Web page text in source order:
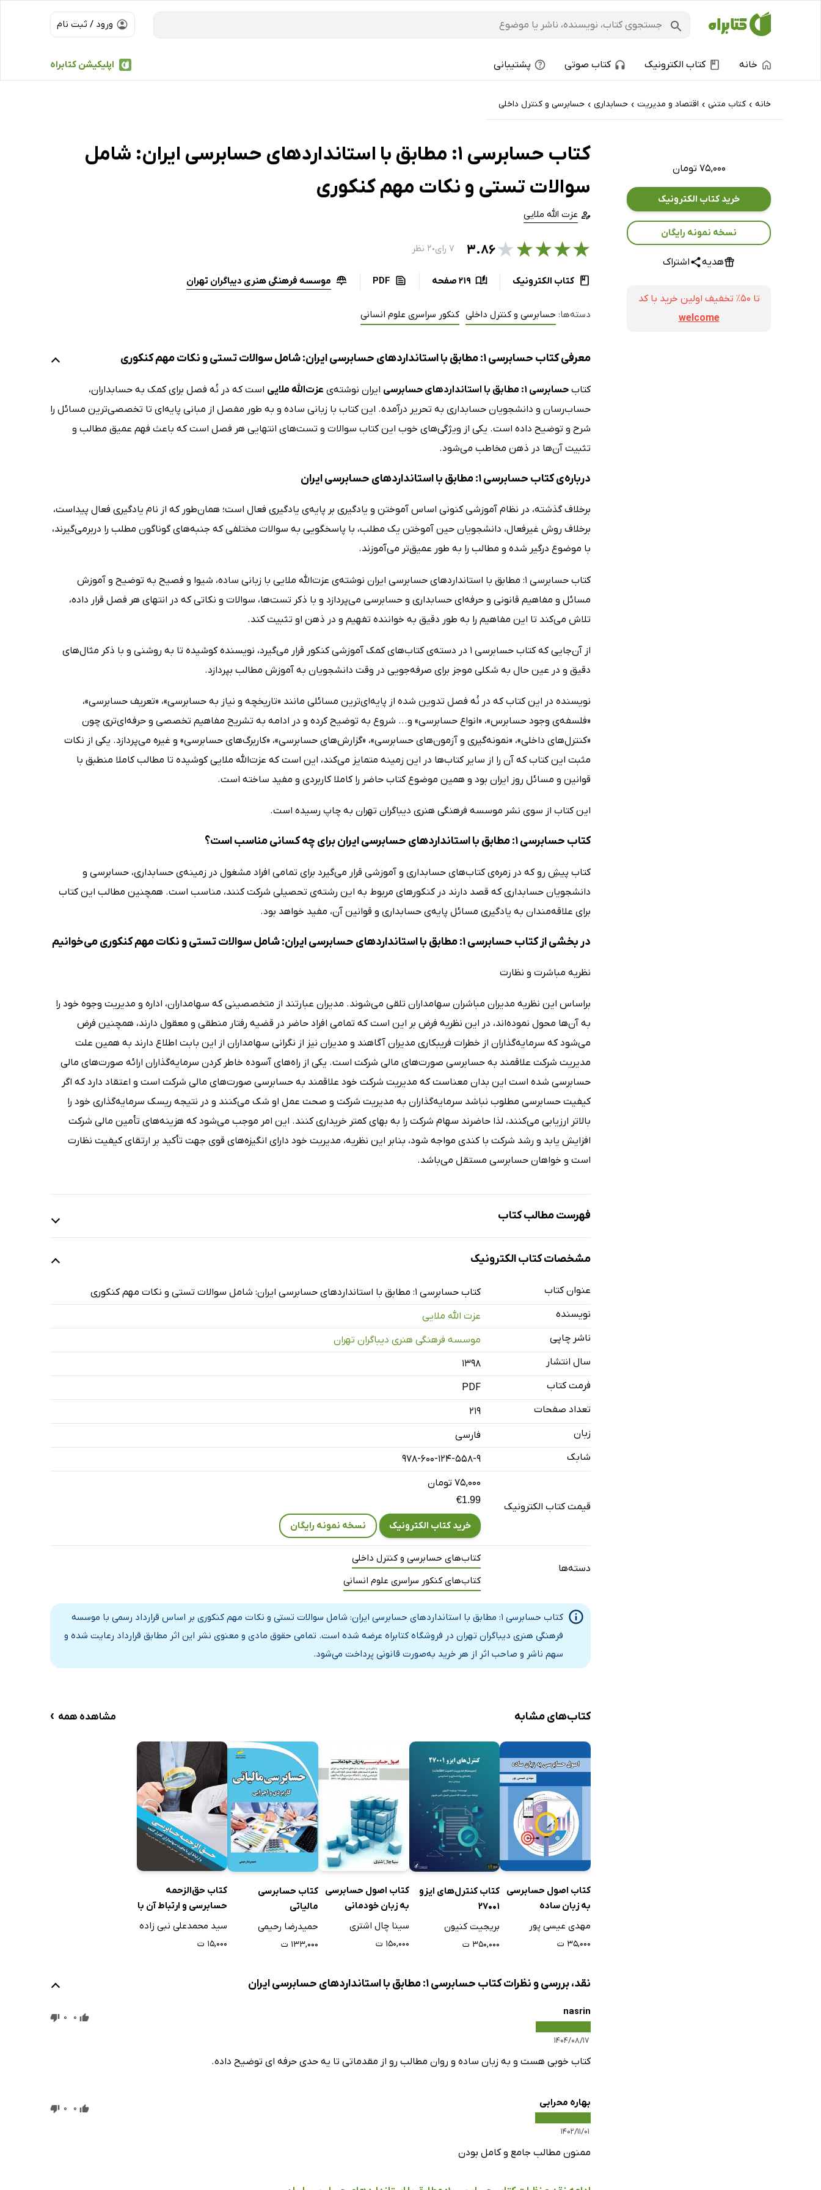
ورود / ثبت نام
اپلیکیشن کتابراه خانه کتاب الکترونیک کتاب صوتی پشتیبانی
خانه › کتاب‌ متنی › اقتصاد و مدیریت › حسابداری › حسابرسی و کنترل داخلی
۷۵,۰۰۰ تومان
خرید کتاب الکترونیک
نسخه نمونه رایگان
هدیه اشتراک
تا ۵۰٪ تخفیف اولین خرید با کد
welcome
کتاب حسابرسی 1: مطابق با استانداردهای حسابرسی ایران: شامل
سوالات تستی و نکات مهم کنکوری
عزت الله ملایی
★
★
★
★
★۳.۸۶ ۷ رای ● ۲ نظر
کتاب الکترونیک 219 صفحه PDF موسسه فرهنگی هنری دیباگران تهران
دسته‌ها: حسابرسی و کنترل داخلی کنکور سراسری علوم انسانی
معرفی کتاب حسابرسی 1: مطابق با استانداردهای حسابرسی ایران: شامل سوالات تستی و نکات مهم کنکوری
کتاب حسابرسی 1: مطابق با استانداردهای حسابرسی ایران نوشته‌ی عزت‌الله ملایی است که در نُه فصل برای کمک به حسابداران،
حساب‌رسان و دانشجویان حسابداری به تحریر درآمده. این کتاب با زبانی ساده و به طور مفصل از مبانی پایه‌ای تا تخصصی‌ترین مسائل را
شرح و توضیح داده است. یکی از ویژگی‌های خوب این کتاب سوالات و تست‌های انتهایی هر فصل است که باعث فهم عمیق‌ مطالب و
تثبیت آن‌ها در ذهن مخاطب می‌شود.
درباره‌ی کتاب حسابرسی 1: مطابق با استانداردهای حسابرسی ایران
برخلاف گذشته، در نظام آموزشی کنونی اساس آموختن و یادگیری بر پایه‌ی یادگیری فعال است؛ همان‌طور که از نام یادگیری فعال پیداست،
برخلاف روش غیرفعال، دانشجویان حین آموختن یک مطلب، با پاسخگویی به سوالات مختلفی که جنبه‌های گوناگون مطلب را دربرمی‌گیرند،
با موضوع درگیر شده و مطالب را به طور عمیق‌تر می‌آموزند.
کتاب حسابرسی 1: مطابق با استانداردهای حسابرسی ایران نوشته‌ی عزت‌الله ملایی با زبانی ساده، شیوا و فصیح به توضیح و آموزش
مسائل و مفاهیم قانونی و حرفه‌ای حسابداری و حسابرسی می‌پردازد و با ذکر تست‌ها، سوالات و نکاتی که در انتهای هر فصل قرار داده،
تلاش می‌کند تا این مفاهیم را به طور دقیق به خواننده تفهیم و در ذهن او تثبیت کند.
از آن‌جایی که کتاب حسابرسی 1 در دسته‌ی کتاب‌های کمک آموزشی کنکور قرار می‌گیرد، نویسنده کوشیده تا به روشنی و با ذکر مثال‌های
دقیق و در عین حال به شکلی موجز برای صرفه‌جویی در وقت دانشجویان به آموزش مطالب بپردازد.
نویسنده در این کتاب که در نُه فصل تدوین شده از پایه‌ای‌ترین مسائلی مانند «تاریخچه و نیاز به حسابرسی»، «تعریف حسابرسی»،
«فلسفه‌ی وجود حسابرس»، «انواع حسابرسی» و... شروع به توضیح کرده و در ادامه به تشریح مفاهیم تخصصی و حرفه‌ای‌تری چون
«کنترل‌های داخلی»، «نمونه‌گیری و آزمون‌های حسابرسی»، «گزارش‌های حسابرسی»، «کاربرگ‌های حسابرسی» و غیره می‌پردازد. یکی از نکات
مثبت این کتاب که آن را از سایر کتاب‌ها در این زمینه متمایز می‌کند، این است که عزت‌الله ملایی کوشیده تا مطالب کاملا منطبق با
قوانین و مسائل روز ایران بود و همین موضوع کتاب حاضر را کاملا کاربردی و مفید ساخته است.
این کتاب از سوی نشر موسسه فرهنگی هنری دیباگران تهران به چاپ رسیده است.
کتاب حسابرسی 1: مطابق با استانداردهای حسابرسی ایران برای چه کسانی مناسب است؟
کتاب پیشِ رو که در زمره‌ی کتاب‌های حسابداری و آموزشی قرار می‌گیرد برای تمامی افراد مشغول در زمینه‌ی حسابداری، حسابرسی و
دانشجویان حسابداری که قصد دارند در کنکورهای مربوط به این رشته‌ی تحصیلی شرکت کنند، مناسب است. همچنین مطالب این کتاب
برای علاقه‌مندان به یادگیری مسائل پایه‌ی حسابداری و قوانین آن، مفید خواهد بود.
در بخشی از کتاب حسابرسی 1: مطابق با استانداردهای حسابرسی ایران: شامل سوالات تستی و نکات مهم کنکوری می‌خوانیم
نظریه مباشرت و نظارت
براساس این نظریه مدیران مباشران سهامداران تلقی می‌شوند. مدیران عبارتند از متخصصینی که سهامداران، اداره و مدیریت وجوه خود را
به آن‌ها محول نموده‌اند، در این نظریه فرض بر این است که تمامی افراد حاضر در قضیه رفتار منطقی و معقول دارند، همچنین فرض
می‌شود که سرمایه‌گذاران از خطرات فریبکاری مدیران آگاهند و مدیران نیز از نگرانی سهامداران از این بابت اطلاع دارند به همین علت
مدیریت شرکت علاقمند به حسابرسی صورت‌های مالی شرکت است. یکی از راه‌های آسوده خاطر کردن سرمایه‌گذاران ارائه صورت‌های مالی
حسابرسی شده است این بدان معناست که مدیریت شرکت خود علاقمند به حسابرسی صورت‌های مالی شرکت است و اعتقاد دارد که اگر
کیفیت حسابرسی مطلوب نباشد سرمایه‌گذاران به مدیریت شرکت و صحت عمل او شک می‌کنند و در نتیجه ریسک سرمایه‌گذاری خود را
بالاتر ارزیابی می‌کنند، لذا حاضرند سهام شرکت را به بهای کمتر خریداری کنند. این امر موجب می‌شود که هزینه‌های تأمین مالی شرکت
افزایش یابد و رشد شرکت با کندی مواجه شود، بنابر این نظریه، مدیریت خود دارای انگیزه‌های قوی جهت تأکید بر ارتقای کیفیت نظارت
است و خواهان حسابرسی مستقل می‌باشد.
فهرست مطالب کتاب
فصل دوم: آیین رفتار حرفه‌ای
فصل سوم: حرفه حسابرس مستقل و مسئولیت قانونی حسابرسان
فصل ششم: کاربرگ‌های حسابرسی
فصل هفتم: نمونه‌گیری و آزمون حسابرسی
فصل هشتم: گزارش حسابرسی
فصل نهم: حسابرسی عملیاتی
منابع ماخذ
مشخصات کتاب الکترونیک
عنوان کتاب
کتاب حسابرسی 1: مطابق با استانداردهای حسابرسی ایران: شامل سوالات تستی و نکات مهم کنکوری
نویسنده
عزت الله ملایی
ناشر چاپی
موسسه فرهنگی هنری دیباگران تهران
سال انتشار
۱۳۹۸
فرمت کتاب
PDF
تعداد صفحات
219
زبان
فارسی
شابک
978-600-124-558-9
قیمت کتاب الکترونیک
۷۵,۰۰۰ تومان
€1.99
خرید کتاب الکترونیک نسخه نمونه رایگان
دسته‌ها
کتاب‌های حسابرسی و کنترل داخلی
کتاب‌های کنکور سراسری علوم انسانی
کتاب حسابرسی 1: مطابق با استانداردهای حسابرسی ایران: شامل سوالات تستی و نکات مهم کنکوری بر اساس قرارداد رسمی با موسسه
فرهنگی هنری دیباگران تهران در فروشگاه کتابراه عرضه شده است. تمامی حقوق مادی و معنوی نشر این اثر مطابق قرارداد رعایت شده و
سهم ناشر و صاحب اثر از هر خرید به‌صورت قانونی پرداخت می‌شود.
کتاب‌های مشابه مشاهده همه ›
کتاب اصول حسابرسی
به زبان ساده
مهدی عیسی پور
۳۵,۰۰۰ ت
کتاب کنترل‌های ایزو
27001
بریجیت کنیون
۳۵۰,۰۰۰ ت
کتاب اصول حسابرسی
به زبان خودمانی
سینا چال اشتری
۱۵۰,۰۰۰ ت
کتاب حسابرسی
مالیاتی
حمیدرضا رحیمی
۱۳۳,۰۰۰ ت
کتاب حق‌الزحمه
حسابرسی و ارتباط آن با
ماهیت سهامداران
سید محمدعلی نبی زاده
۱۵,۰۰۰ ت
نقد، بررسی و نظرات کتاب حسابرسی 1: مطابق با استانداردهای حسابرسی ایران
nasrin
۱۴۰۴/۰۸/۱۷
0
0
کتاب خوبی هست و به زبان ساده و روان مطالب رو از مقدماتی تا یه حدی حرفه ای توضیح داده.
بهاره محرابی
۱۴۰۲/۱۱/۰۱
0
0
ممنون مطالب جامع و کامل بودن